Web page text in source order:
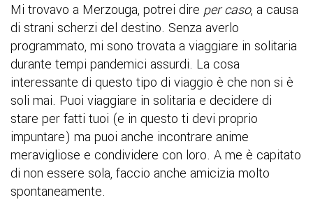
Mi trovavo a Merzouga, potrei dire per caso, a causa
di strani scherzi del destino. Senza averlo
programmato, mi sono trovata a viaggiare in solitaria
durante tempi pandemici assurdi. La cosa
interessante di questo tipo di viaggio è che non si è
soli mai. Puoi viaggiare in solitaria e decidere di
stare per fatti tuoi (e in questo ti devi proprio
impuntare) ma puoi anche incontrare anime
meravigliose e condividere con loro. A me è capitato
di non essere sola, faccio anche amicizia molto
spontaneamente.